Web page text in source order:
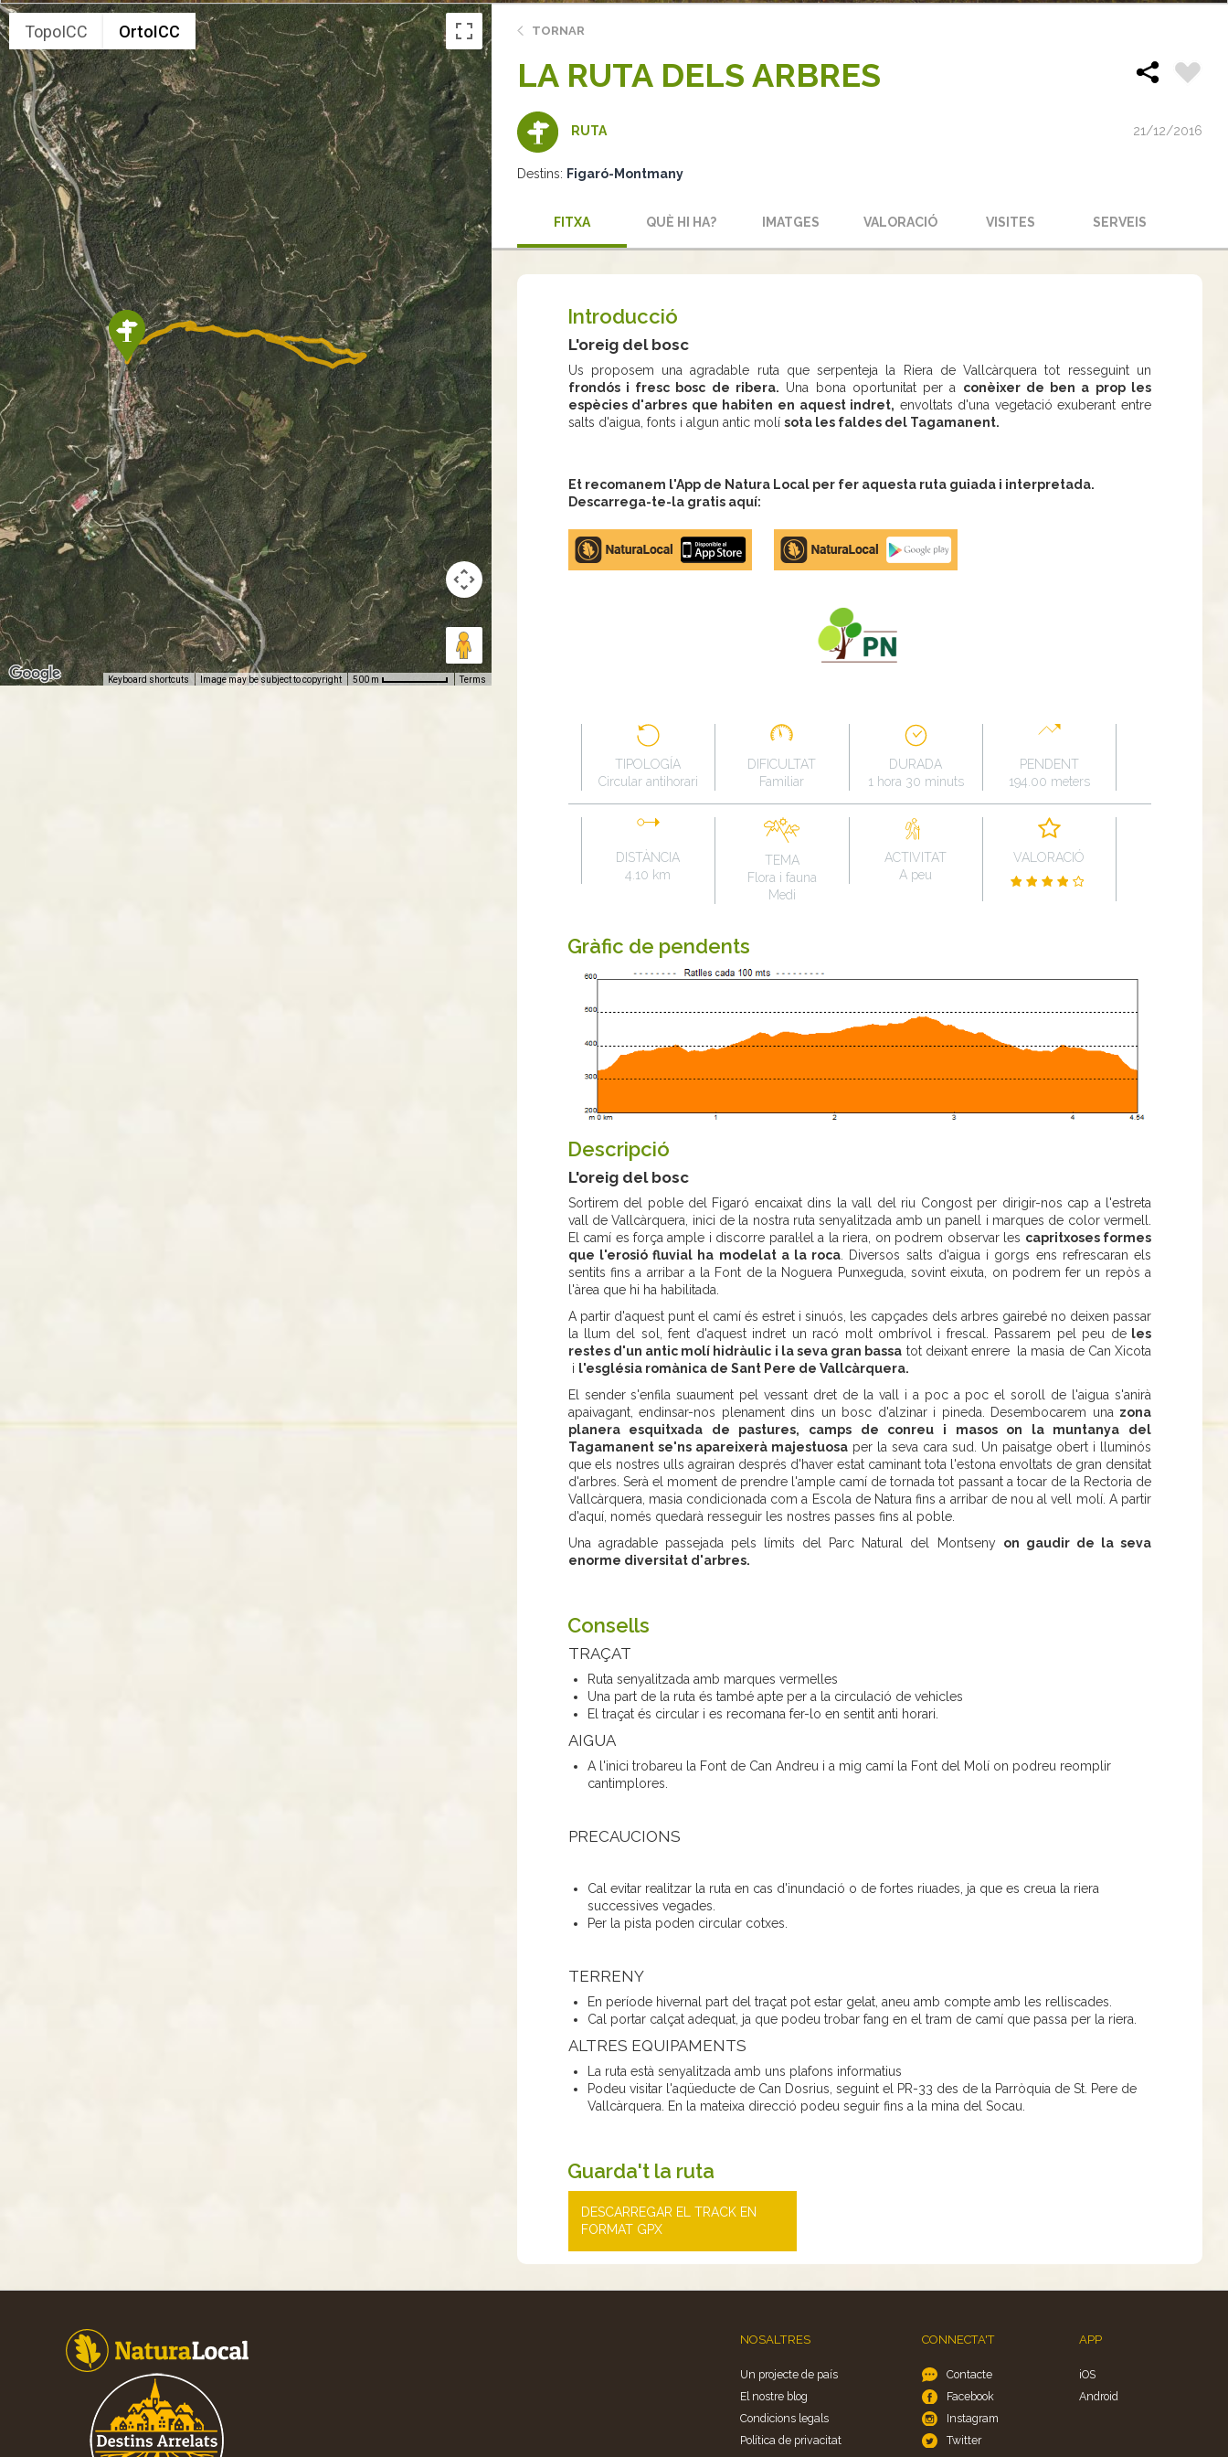
TopoICC OrtoICC
Keyboard shortcuts Image may be subject to copyright 500 m Terms
TORNAR
LA RUTA DELS ARBRES
RUTA 21/12/2016
Destins: Figaró-Montmany
FITXA QUÈ HI HA? IMATGES VALORACIÓ VISITES SERVEIS
Introducció
L'oreig del bosc
Us proposem una agradable ruta que serpenteja la Riera de Vallcàrquera tot resseguint un
frondós i fresc bosc de ribera. Una bona oportunitat per a conèixer de ben a prop les
espècies d'arbres que habiten en aquest indret, envoltats d'una vegetació exuberant entre
salts d'aigua, fonts i algun antic molí sota les faldes del Tagamanent.
Et recomanem l'App de Natura Local per fer aquesta ruta guiada i interpretada.
Descarrega-te-la gratis aquí:
Apple
store
Google
Play
TIPOLOGÍA
Circular antihorari
DIFICULTAT
Familiar
DURADA
1 hora 30 minuts
PENDENT
194.00 meters
DISTÀNCIA
4.10 km
TEMA
Flora i fauna
Medi
ACTIVITAT
A peu
VALORACIÓ
Gràfic de pendents
Descripció
L'oreig del bosc
Sortirem del poble del Figaró encaixat dins la vall del riu Congost per dirigir-nos cap a l'estreta
vall de Vallcàrquera, inici de la nostra ruta senyalitzada amb un panell i marques de color vermell.
El camí es força ample i discorre paral·lel a la riera, on podrem observar les capritxoses formes
que l'erosió fluvial ha modelat a la roca . Diversos salts d'aigua i gorgs ens refrescaran els
sentits fins a arribar a la Font de la Noguera Punxeguda, sovint eixuta, on podrem fer un repòs a
l'àrea que hi ha habilitada.
A partir d'aquest punt el camí és estret i sinuós, les capçades dels arbres gairebé no deixen passar
la llum del sol, fent d'aquest indret un racó molt ombrívol i frescal. Passarem pel peu deles
restes d'un antic molí hidràulic i la seva gran bassa tot deixant enrere la masia de Can Xicota
i l'església romànica de Sant Pere de Vallcàrquera.
El sender s'enfila suaument pel vessant dret de la vall i a poc a poc el soroll de l'aigua s'anirà
apaivagant, endinsar-nos plenament dins un bosc d'alzinar i pineda. Desembocarem una zona
planera esquitxada de pastures, camps de conreu i masos on la muntanya del
Tagamanent se'ns apareixerà majestuosaper la seva cara sud. Un paisatge obert i lluminós
que els nostres ulls agrairan després d'haver estat caminant tota l'estona envoltats de gran densitat
d'arbres. Serà el moment de prendre l'ample camí de tornada tot passant a tocar de la Rectoria de
Vallcàrquera, masia condicionada com a Escola de Natura fins a arribar de nou al vell molí. A partir
d'aquí, només quedarà resseguir les nostres passes fins al poble.
Una agradable passejada pels límits del Parc Natural del Montseny on gaudir de la seva
enorme diversitat d'arbres.
Consells
TRAÇAT
Ruta senyalitzada amb marques vermelles
Una part de la ruta és també apte per a la circulació de vehicles
El traçat és circular i es recomana fer-lo en sentit anti horari.
AIGUA
A l'inici trobareu la Font de Can Andreu i a mig camí la Font del Molí on podreu reomplir
cantimplores.
PRECAUCIONS
Cal evitar realitzar la ruta en cas d'inundació o de fortes riuades, ja que es creua la riera
successives vegades.
Per la pista poden circular cotxes.
TERRENY
En període hivernal part del traçat pot estar gelat, aneu amb compte amb les relliscades.
Cal portar calçat adequat, ja que podeu trobar fang en el tram de camí que passa per la riera.
ALTRES EQUIPAMENTS
La ruta està senyalitzada amb uns plafons informatius
Podeu visitar l'aqüeducte de Can Dosrius, seguint el PR-33 des de la Parròquia de St. Pere de
Vallcàrquera. En la mateixa direcció podeu seguir fins a la mina del Socau.
Guarda't la ruta
DESCARREGAR EL TRACK EN
FORMAT GPX
NOSALTRES
Un projecte de país
El nostre blog
Condicions legals
Política de privacitat
CONNECTA'T
Contacte
Facebook
Instagram
Twitter
APP
iOS
Android